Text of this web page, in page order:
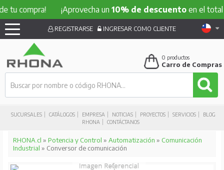
compra! ¡Aprovecha un10% de descuentoen el total
SUCURSALES CATÁLOGOS EMPRESA NOTICIAS PROYECTOS SERVICIOS
BLOG
RHONA
CONTÁCTANOS
REGISTRARSE INGRESAR COMO CLIENTE
0 productos
Carro de Compras
RHONA.cl » Potencia y Control » Automatización » Comunicación
Industrial » Conversor de comunicación